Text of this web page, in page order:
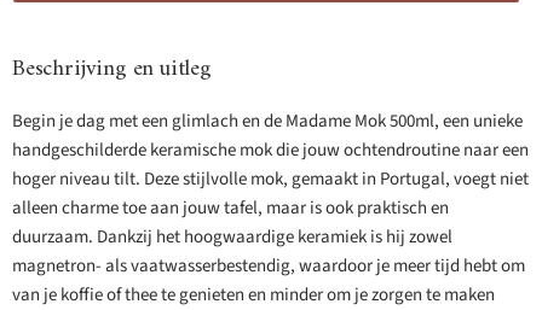
Beschrijving en uitleg
Begin je dag met een glimlach en de Madame Mok 500ml, een unieke
handgeschilderde keramische mok die jouw ochtendroutine naar een
hoger niveau tilt. Deze stijlvolle mok, gemaakt in Portugal, voegt niet
alleen charme toe aan jouw tafel, maar is ook praktisch en
duurzaam. Dankzij het hoogwaardige keramiek is hij zowel
magnetron- als vaatwasserbestendig, waardoor je meer tijd hebt om
van je koffie of thee te genieten en minder om je zorgen te maken